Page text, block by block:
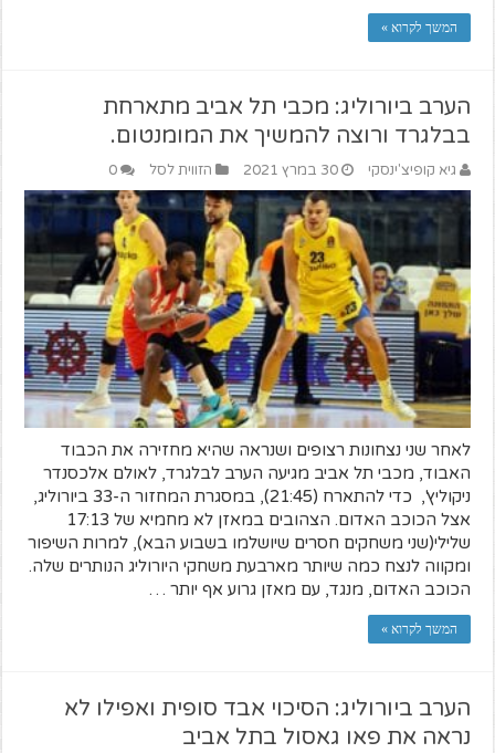
המשך לקרוא »
הערב ביורוליג: מכבי תל אביב מתארחת
בבלגרד ורוצה להמשיך את המומנטום.
גיא קופיצ'ינסקי 30 במרץ 2021 הזווית לסל 0
לאחר שני נצחונות רצופים ושנראה שהיא מחזירה את הכבוד
האבוד, מכבי תל אביב מגיעה הערב לבלגרד, לאולם אלכסנדר
ניקוליץ', כדי להתארח (21:45), במסגרת המחזור ה-33 ביורוליג,
אצל הכוכב האדום. הצהובים במאזן לא מחמיא של 17:13
שלילי(שני משחקים חסרים שיושלמו בשבוע הבא), למרות השיפור
ומקווה לנצח כמה שיותר מארבעת משחקי היורוליג הנותרים שלה.
הכוכב האדום, מנגד, עם מאזן גרוע אף יותר …
המשך לקרוא »
הערב ביורוליג: הסיכוי אבד סופית ואפילו לא
נראה את פאו גאסול בתל אביב